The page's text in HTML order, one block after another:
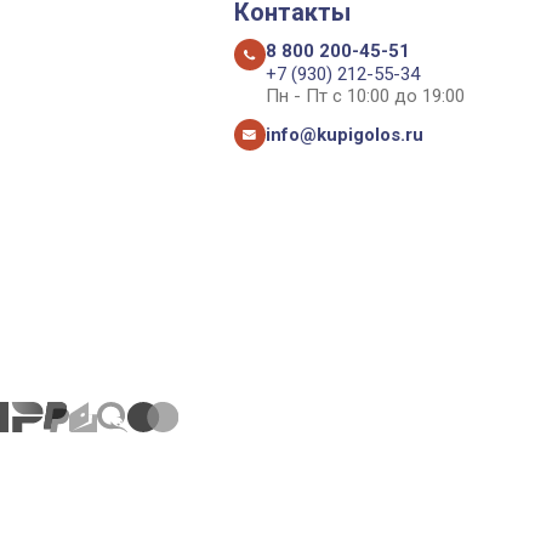
Контакты
8 800 200-45-51
+7 (930) 212-55-34
Пн - Пт с 10:00 до 19:00
info@kupigolos.ru